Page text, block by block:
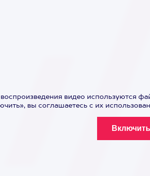
видео используются
вы соглашаетесь с их